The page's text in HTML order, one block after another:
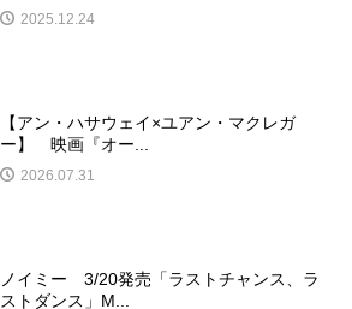
2025.12.24
【アン・ハサウェイ×ユアン・マクレガ
ー】 映画『オー...
2026.07.31
ノイミー 3/20発売「ラストチャンス、ラ
ストダンス」M...